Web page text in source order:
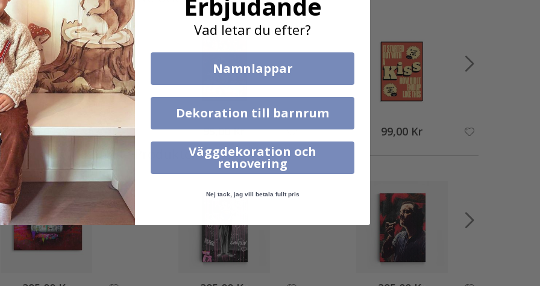
395,00 Kr 95,00 Kr 99,00 Kr
Liknande Produkter
Vad letar du efter?
Namnlappar
Dekoration till barnrum
Väggdekoration och
renovering
Nej tack, jag vill betala fullt pris